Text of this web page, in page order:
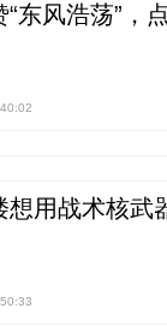
“东风浩荡”，
想用战术核武